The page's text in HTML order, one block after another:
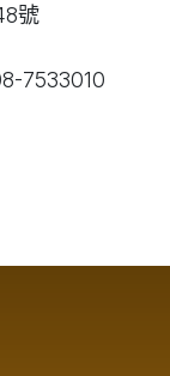
號
7533010